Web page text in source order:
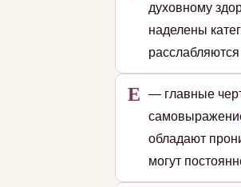
духовному
наделены
Е
— главные
обладают
могут